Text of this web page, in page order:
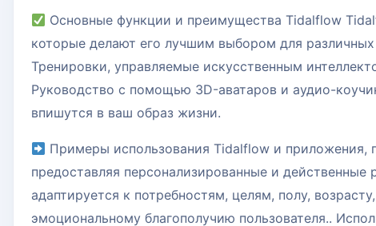
Основные функции и преимущества Tidalflow
которые делают его лучшим выбором для
Тренировки, управляемые искусственным
Руководство с помощью 3D-аватаров и аудио-
впишутся в ваш образ жизни.
Примеры использования Tidalflow и приложения,
предоставляя персонализированные и
адаптируется к потребностям, целям, полу,
эмоциональному благополучию пользователя..